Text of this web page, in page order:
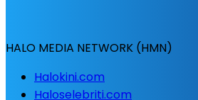
HALO MEDIA NETWORK (HMN)
Halokini.com
Haloselebriti.com